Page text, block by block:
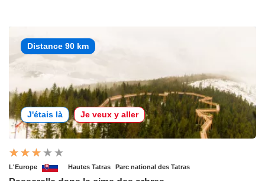
Distance 90 km
J'étais là Je veux y aller
L'Europe Hautes Tatras Parc national des Tatras